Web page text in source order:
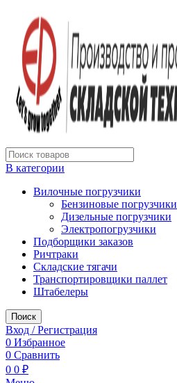
В категории
Вилочные погрузчики
Бензиновые погрузчики
Дизельные погрузчики
Электропогрузчики
Подборщики заказов
Ричтраки
Складские тягачи
Транспортировщики паллет
Штабелеры
Поиск
Вход / Регистрация
0 Избранное
0 Сравнить
0 0 ₽